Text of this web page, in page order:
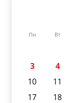
Пн Вт
3
4
10
11
17
18